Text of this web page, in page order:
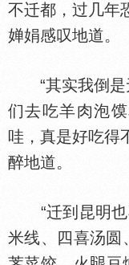
不迁都，过几
婵娟感叹地道。
“其实我倒是
们去吃羊肉泡
哇，真是好吃
醉地道。
“迁到昆明也
米线、四喜汤圆